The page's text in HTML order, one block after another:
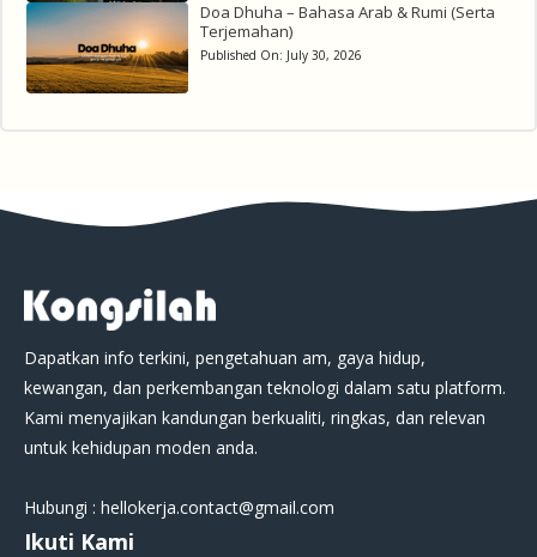
Doa Dhuha – Bahasa Arab & Rumi (Serta
Terjemahan)
Published On: July 30, 2026
Dapatkan info terkini, pengetahuan am, gaya hidup,
kewangan, dan perkembangan teknologi dalam satu platform.
Kami menyajikan kandungan berkualiti, ringkas, dan relevan
untuk kehidupan moden anda.
Hubungi : hellokerja.contact@gmail.com
Ikuti Kami